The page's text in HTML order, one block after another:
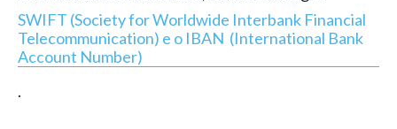
SWIFT (Society for Worldwide Interbank Financial
Telecommunication) e o IBAN (International Bank
Account Number)
.